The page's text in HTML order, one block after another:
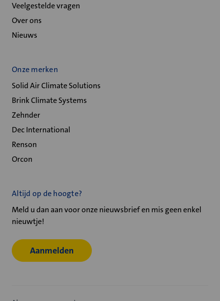
Veelgestelde vragen
Over ons
Nieuws
Onze merken
Solid Air Climate Solutions
Brink Climate Systems
Zehnder
Dec International
Renson
Orcon
Altijd op de hoogte?
Meld u dan aan voor onze nieuwsbrief en mis geen enkel
nieuwtje!
Aanmelden